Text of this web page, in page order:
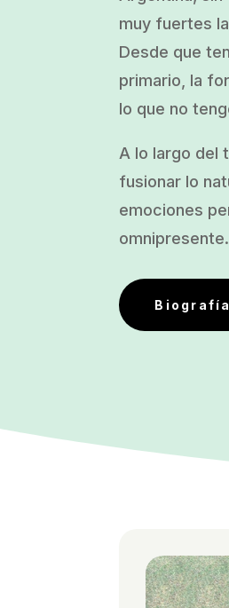
muy fuertes
Desde que
primario, la
lo que no
A lo largo del
fusionar lo
emociones
omnipresente.
Biografía